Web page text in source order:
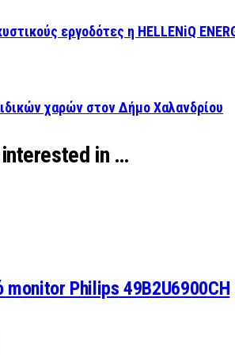
εργοδότες η HELLENiQ
χαρών στον Δήμο Χαλανδρίου
in …
monitor Philips 49B2U6900CH